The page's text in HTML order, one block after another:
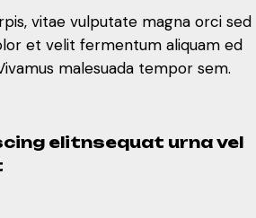
vitae vulputate magna orci sed
et velit fermentum aliquam ed
malesuada tempor sem.
elitnsequat urna vel